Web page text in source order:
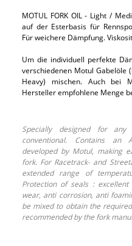
MOTUL FORK OIL - Light /
auf der Esterbasis für
Für weichere Dämpfung.
Um die individuell perfekte
verschiedenen Motul Gabelöle
Heavy) mischen. Auch bei
Hersteller empfohlene Menge
Specially designed for
conventional. Contains an
developed by Motul, making
fork. For Racetrack- and
extended range of
Protection of seals :
wear, anti corrosion, anti
be mixed to obtain the
recommended by the fork